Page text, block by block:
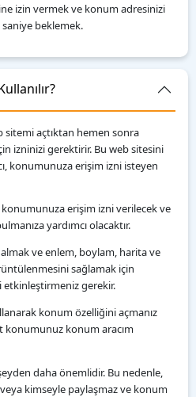
izin vermek ve konum adresinizi
beklemek.
sitemi açtıktan hemen sonra
izninizi gerektirir. Bu web sitesini
konumunuza erişim izni isteyen
erişim izni verilecek ve
yardımcı olacaktır.
ve enlem, boylam, harita ve
sağlamak için
etkinleştirmeniz gerekir.
konum özelliğini açmanız
konumunuz konum aracım
daha önemlidir. Bu nedenle,
kimseyle paylaşmaz ve konum